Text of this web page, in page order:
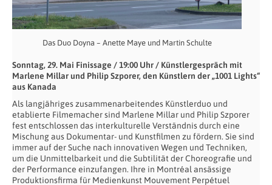
Das Duo Doyna – Anette Maye und Martin Schulte
Sonntag, 29. Mai Finissage / 19:00 Uhr / Künstlergespräch mit
Marlene Millar und Philip Szporer, den Künstlern der „1001 Lights“
aus Kanada
Als langjähriges zusammenarbeitendes Künstlerduo und
etablierte Filmemacher sind Marlene Millar und Philip Szporer
fest entschlossen das interkulturelle Verständnis durch eine
Mischung aus Dokumentar- und Kunstfilmen zu fördern. Sie sind
immer auf der Suche nach innovativen Wegen und Techniken,
um die Unmittelbarkeit und die Subtilität der Choreografie und
der Performance einzufangen. Ihre in Montréal ansässige
Produktionsfirma für Medienkunst Mouvement Perpétuel